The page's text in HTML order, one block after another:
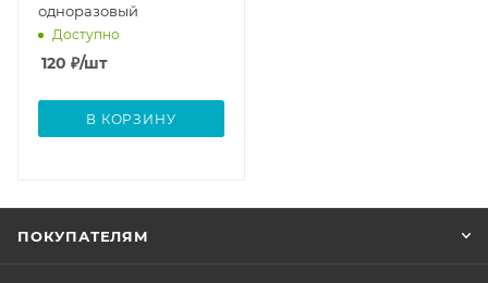
одноразовый
Доступно
120 ₽/шт
В КОРЗИНУ
ПОКУПАТЕЛЯМ